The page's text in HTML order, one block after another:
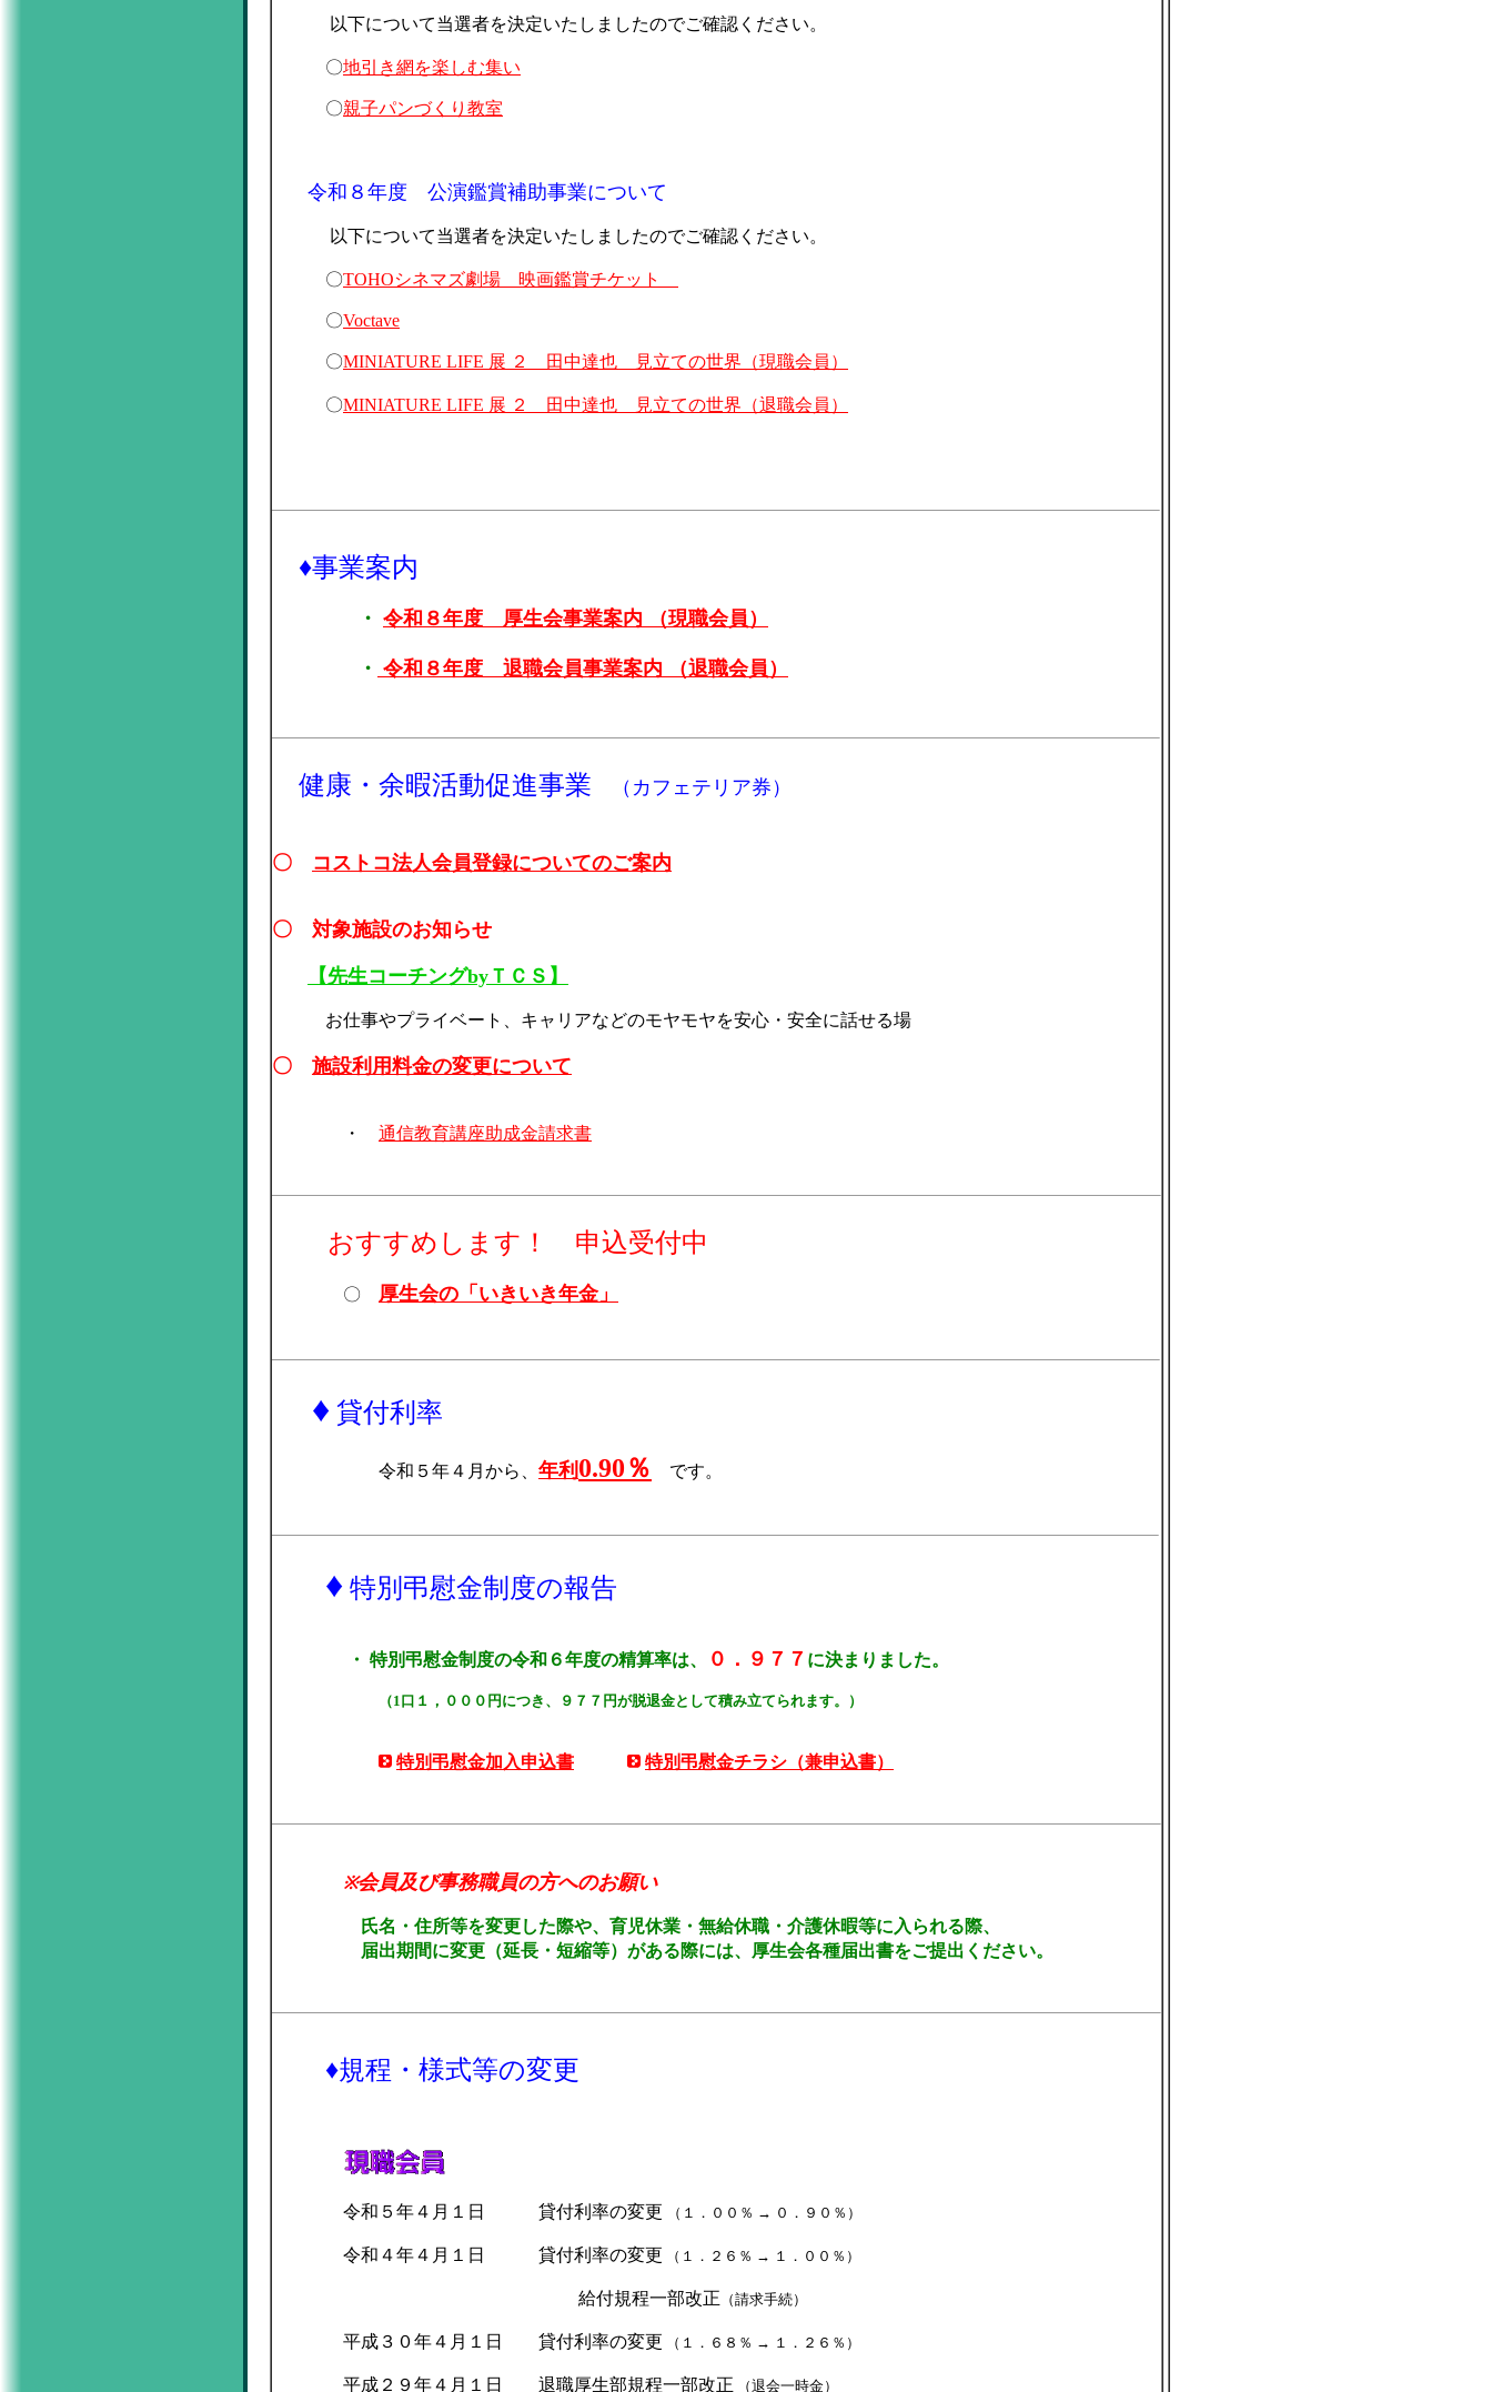
以下について当選者を決定いたしましたのでご確認ください。
〇地引き網を楽しむ集い
〇親子パンづくり教室
令和８年度 公演鑑賞補助事業について
以下について当選者を決定いたしましたのでご確認ください。
〇TOHOシネマズ劇場 映画鑑賞チケット
〇Voctave
〇MINIATURE LIFE 展 ２ 田中達也 見立ての世界（現職会員）
〇MINIATURE LIFE 展 ２ 田中達也 見立ての世界（退職会員）
♦事業案内
・ 令和８年度 厚生会事業案内 （現職会員）
・ 令和８年度 退職会員事業案内 （退職会員）
健康・余暇活動促進事業 （カフェテリア券）
〇 コストコ法人会員登録についてのご案内
〇 対象施設のお知らせ
【先生コーチングbyＴＣＳ】
お仕事やプライベート、キャリアなどのモヤモヤを安心・安全に話せる場
〇 施設利用料金の変更について
・ 通信教育講座助成金請求書
おすすめします！ 申込受付中
〇 厚生会の「いきいき年金」
♦ 貸付利率
令和５年４月から、 年利 0.90％ です。
♦ 特別弔慰金制度の報告
・ 特別弔慰金制度の令和６年度の精算率は、 ０．９７７ に決まりました。
（1口１，０００円につき、９７７円が脱退金として積み立てられます。）
特別弔慰金加入申込書 特別弔慰金チラシ（兼申込書）
※会員及び事務職員の方へのお願い
氏名・住所等を変更した際や、育児休業・無給休職・介護休暇等に入られる際、
届出期間に変更（延長・短縮等）がある際には、厚生会各種届出書をご提出ください。
♦規程・様式等の変更
令和５年４月１日 貸付利率の変更 （１．００％ → ０．９０％）
令和４年４月１日 貸付利率の変更 （１．２６％ → １．００％）
給付規程一部改正 （請求手続）
平成３０年４月１日 貸付利率の変更 （１．６８％ → １．２６％）
平成２９年４月１日 退職厚生部規程一部改正 （退会一時金）